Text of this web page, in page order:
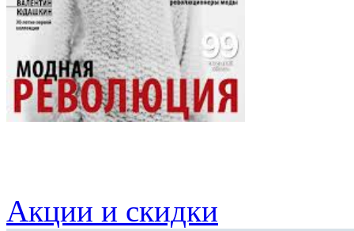
Акции и скидки